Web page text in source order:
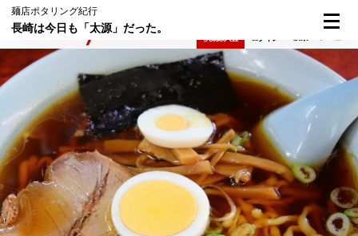
麺店ポタリング紀行
長崎は今日も「太源」だった。